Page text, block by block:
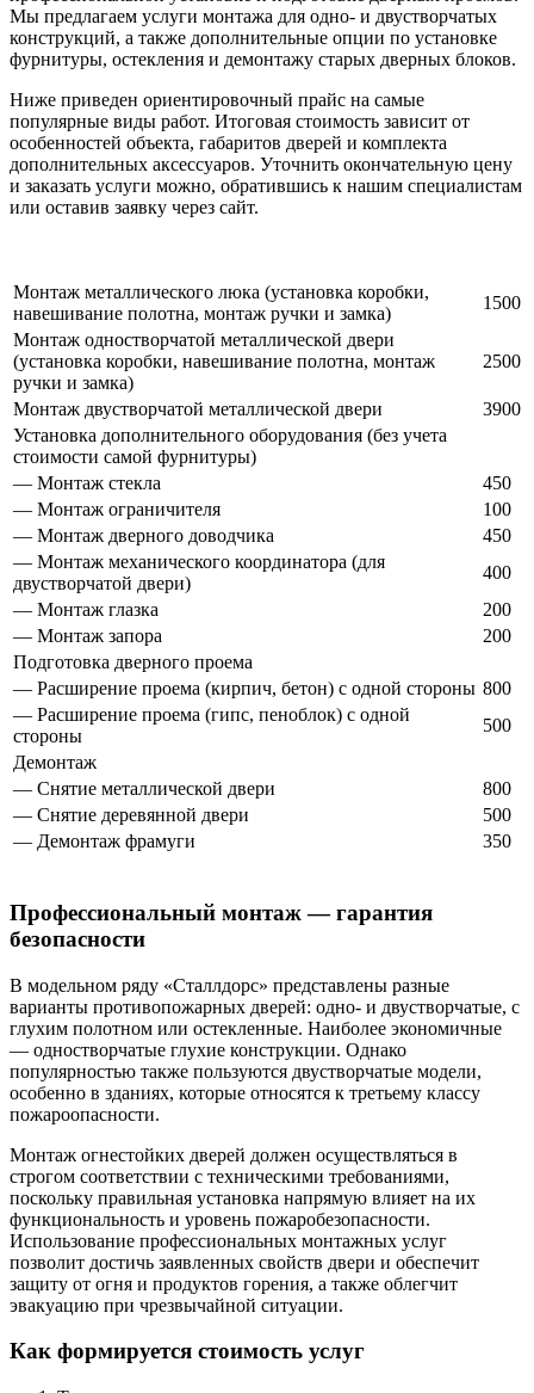
Мы предлагаем услуги монтажа для одно- и двустворчатых
конструкций, а также дополнительные опции по установке
фурнитуры, остекления и демонтажу старых дверных блоков.
Ниже приведен ориентировочный прайс на самые
популярные виды работ. Итоговая стоимость зависит от
особенностей объекта, габаритов дверей и комплекта
дополнительных аксессуаров. Уточнить окончательную цену
и заказать услуги можно, обратившись к нашим специалистам
или оставив заявку через сайт.
Монтаж металлического люка (установка коробки,
навешивание полотна, монтаж ручки и замка)
1500
Монтаж одностворчатой металлической двери
(установка коробки, навешивание полотна, монтаж
ручки и замка)
2500
Монтаж двустворчатой металлической двери
3900
Установка дополнительного оборудования (без учета
стоимости самой фурнитуры)
— Монтаж стекла
450
— Монтаж ограничителя
100
— Монтаж дверного доводчика
450
— Монтаж механического координатора (для
двустворчатой двери)
400
— Монтаж глазка
200
— Монтаж запора
200
Подготовка дверного проема
— Расширение проема (кирпич, бетон) с одной стороны 800
— Расширение проема (гипс, пеноблок) с одной
стороны
500
Демонтаж
— Снятие металлической двери
800
— Снятие деревянной двери
500
— Демонтаж фрамуги
350
Профессиональный монтаж — гарантия
безопасности
В модельном ряду «Сталлдорс» представлены разные
варианты противопожарных дверей: одно- и двустворчатые, с
глухим полотном или остекленные. Наиболее экономичные
— одностворчатые глухие конструкции. Однако
популярностью также пользуются двустворчатые модели,
особенно в зданиях, которые относятся к третьему классу
пожароопасности.
Монтаж огнестойких дверей должен осуществляться в
строгом соответствии с техническими требованиями,
поскольку правильная установка напрямую влияет на их
функциональность и уровень пожаробезопасности.
Использование профессиональных монтажных услуг
позволит достичь заявленных свойств двери и обеспечит
защиту от огня и продуктов горения, а также облегчит
эвакуацию при чрезвычайной ситуации.
Как формируется стоимость услуг